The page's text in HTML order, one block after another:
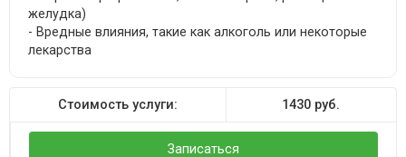
желудка)
- Вредные влияния, такие как алкоголь или некоторые
лекарства
Стоимость услуги: 1430 руб.
Записаться